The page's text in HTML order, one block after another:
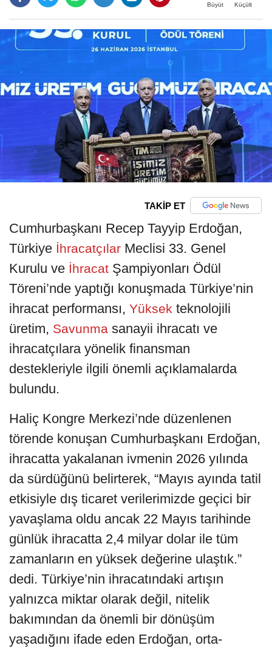
Büyüt Küçült
TAKİP ET
Cumhurbaşkanı Recep Tayyip Erdoğan,
Türkiye İhracatçılar Meclisi 33. Genel
Kurulu ve İhracat Şampiyonları Ödül
Töreni’nde yaptığı konuşmada Türkiye’nin
ihracat performansı, Yüksek teknolojili
üretim, Savunma sanayii ihracatı ve
ihracatçılara yönelik finansman
destekleriyle ilgili önemli açıklamalarda
bulundu.
Haliç Kongre Merkezi’nde düzenlenen
törende konuşan Cumhurbaşkanı Erdoğan,
ihracatta yakalanan ivmenin 2026 yılında
da sürdüğünü belirterek, “Mayıs ayında tatil
etkisiyle dış ticaret verilerimizde geçici bir
yavaşlama oldu ancak 22 Mayıs tarihinde
günlük ihracatta 2,4 milyar dolar ile tüm
zamanların en yüksek değerine ulaştık.”
dedi. Türkiye’nin ihracatındaki artışın
yalnızca miktar olarak değil, nitelik
bakımından da önemli bir dönüşüm
yaşadığını ifade eden Erdoğan, orta-